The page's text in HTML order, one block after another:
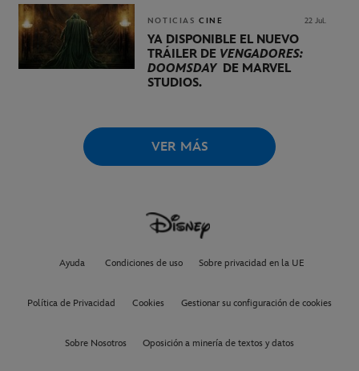
NOTICIAS CINE 22 Jul.
YA DISPONIBLE EL NUEVO
TRÁILER DE VENGADORES:
DOOMSDAYDE MARVEL
STUDIOS.
VER MÁS
Ayuda Condiciones de uso Sobre privacidad en la UE
Política de Privacidad Cookies Gestionar su configuración de cookies
Sobre Nosotros Oposición a minería de textos y datos